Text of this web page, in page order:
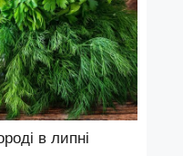
в липні